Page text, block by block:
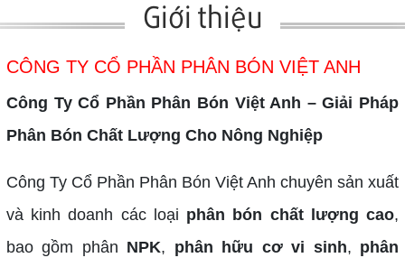
Giới thiệu
CÔNG TY CỔ PHẦN PHÂN BÓN VIỆT ANH
Công Ty Cổ Phần Phân Bón Việt Anh – Giải Pháp
Phân Bón Chất Lượng Cho Nông Nghiệp
Công Ty Cổ Phần Phân Bón Việt Anh chuyên sản xuất
và kinh doanh các loại phân bón chất lượng cao,
bao gồm phân NPK, phân hữu cơ vi sinh, phân